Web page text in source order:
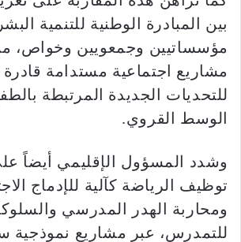
بين المبادرة الوطنية للتنمية
مؤسساتيين وجمعويين وخواص،
مشاريع اجتماعية مستدامة قادرة
للتحديات الجديدة المرتبطة
الوسط القروي.
وشدد المسؤول الإقليمي أيضاً
توظيف الرياضة كآلية للإدماج
ومحاربة الهدر المدرسي
للتمدرس، عبر مشاريع نموذجية